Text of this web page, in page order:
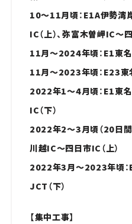
10～11月頃：E1A伊勢湾
IC（上）、弥富木曽岬IC～
11月～2024年頃：E1東
11月～2023年頃：E23東
2022年1～4月頃：E1東
IC（下）
2022年2～3月頃（20日間
川越IC～四日市IC（上）
2022年3月～2023年頃
JCT（下）
【集中工事】